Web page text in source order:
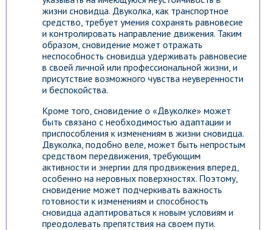
жизни сновидца. Двуколка, как транспортное
средство, требует умения сохранять равновесие
и контролировать направление движения. Таким
образом, сновидение может отражать
неспособность сновидца удерживать равновесие
в своей личной или профессиональной жизни, и
присутствие возможного чувства неуверенности
и беспокойства.
Кроме того, сновидение о «Двуколке» может
быть связано с необходимостью адаптации и
приспособления к изменениям в жизни сновидца.
Двуколка, подобно веле, может быть непростым
средством передвижения, требующим
активности и энергии для продвижения вперед,
особенно на неровных поверхностях. Поэтому,
сновидение может подчеркивать важность
готовности к изменениям и способность
сновидца адаптироваться к новым условиям и
преодолевать препятствия на своем пути.